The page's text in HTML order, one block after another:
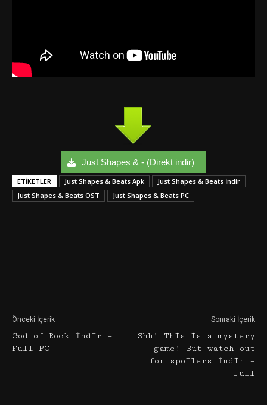
Just Shapes & - (Direkt indir)
ETIKETLER Just Shapes & Beats Apk
Just Shapes & Beats İndir
Just Shapes & Beats OST
Just Shapes & Beats PC
Önceki İçerik
God of Rock İndir –
Full PC
Sonraki İçerik
Shh! This is a mystery
game! But watch out
for spoilers İndir –
Full